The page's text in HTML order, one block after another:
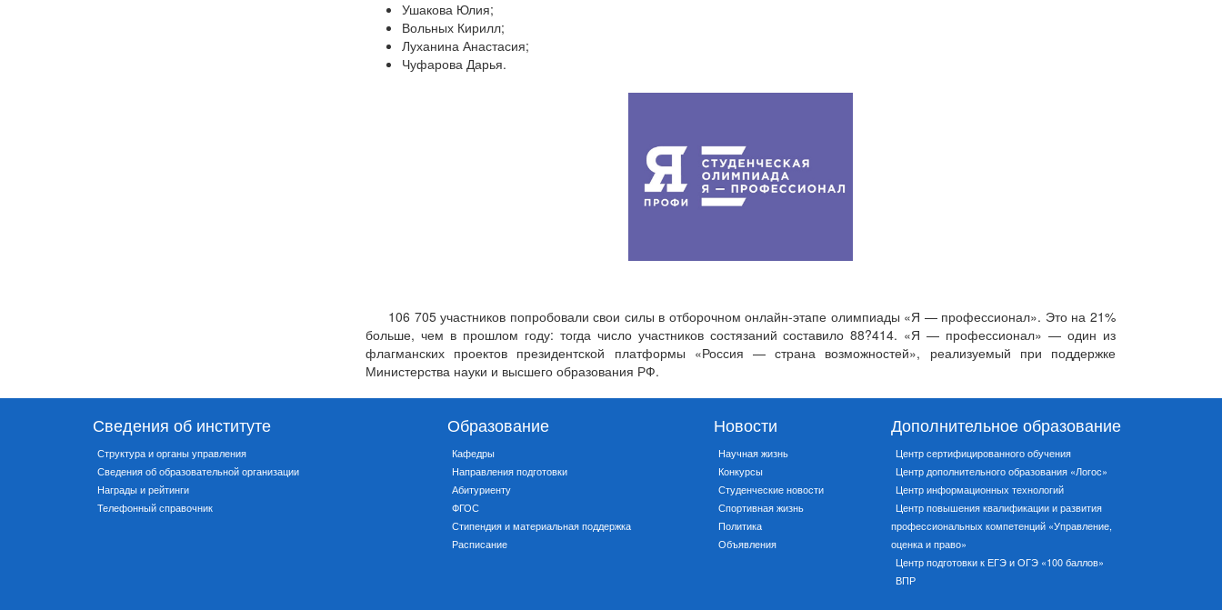
Ушакова Юлия;
Вольных Кирилл;
Луханина Анастасия;
Чуфарова Дарья.
106 705 участников попробовали свои силы в отборочном онлайн-этапе олимпиады «Я — профессионал». Это на 21%
больше, чем в прошлом году: тогда число участников состязаний составило 88?414. «Я — профессионал» — один из
флагманских проектов президентской платформы «Россия — страна возможностей», реализуемый при поддержке
Министерства науки и высшего образования РФ.
Сведения об институте
Структура и органы управления
Сведения об образовательной организации
Награды и рейтинги
Телефонный справочник
Образование
Кафедры
Направления подготовки
Абитуриенту
ФГОС
Стипендия и материальная поддержка
Расписание
Новости
Научная жизнь
Конкурсы
Студенческие новости
Спортивная жизнь
Политика
Объявления
Дополнительное образование
Центр сертифицированного обучения
Центр дополнительного образования «Логос»
Центр информационных технологий
Центр повышения квалификации и развития
профессиональных компетенций «Управление,
оценка и право»
Центр подготовки к ЕГЭ и ОГЭ «100 баллов»
ВПР